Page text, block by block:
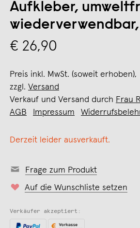
Aufkleber,
€ 26,90
Preis inkl. MwSt. (soweit erhoben),
zzgl. Versand
Verkauf und Versand durch Frau
AGB
Impressum
Derzeit leider ausverkauft.
Frage zum Produkt
Auf die Wunschliste setzen
Verkäufer akzeptiert: